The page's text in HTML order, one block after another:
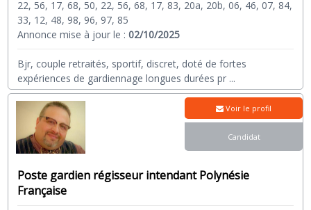
22, 56, 17, 68, 50, 22, 56, 68, 17, 83, 20a, 20b, 06, 46, 07, 84,
33, 12, 48, 98, 96, 97, 85
Annonce mise à jour le :02/10/2025
Bjr, couple retraités, sportif, discret, doté de fortes
expériences de gardiennage longues durées pr ...
Poste gardien régisseur intendant Polynésie
Française
Voir le profil
Candidat